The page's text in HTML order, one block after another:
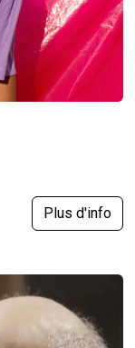
Plus d'info